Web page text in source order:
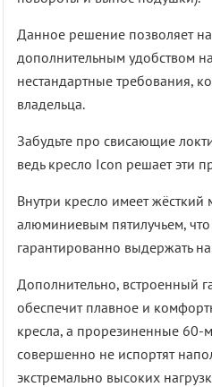
Данное решение позволяет
дополнительным удобством
нестандартные требования,
владельца.
Забудьте про свисающие
ведь кресло Icon решает эти
Внутри кресло имеет жёсткий
алюминиевым пятилучьем, что
гарантированно выдержать
Дополнительно, встроенный
обеспечит плавное и
кресла, а прорезиненные 60-
совершенно не испортят
экстремально высоких